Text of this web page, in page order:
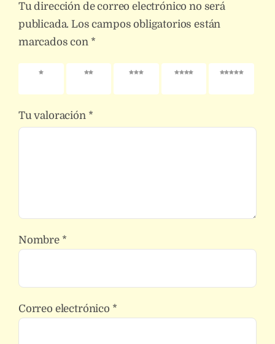
Tu dirección de correo electrónico no será
publicada. Los campos obligatorios están
marcados con *
1 de 5
2 de 5
3 de 5
4 de 5
5 de 5
Tu valoración *
Nombre *
Correo electrónico *